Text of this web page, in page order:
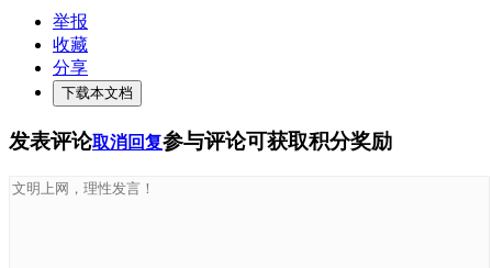
举报
收藏
分享
下载本文档
发表评论取消回复参与评论可获取积分奖励